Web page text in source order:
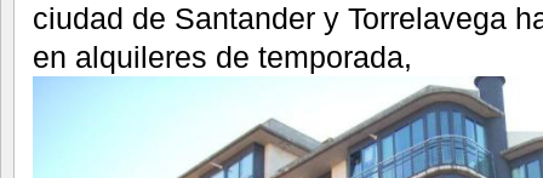
ciudad de Santander y Torrelavega
en alquileres de temporada,